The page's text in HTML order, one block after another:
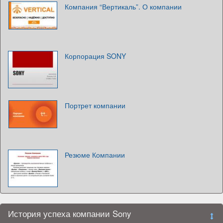
Компания “Вертикаль”. О компании
Корпорация SONY
Портрет компании
Резюме Компании
История успеха компании Sony